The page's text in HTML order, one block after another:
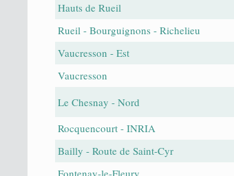
Hauts de Rueil
Rueil - Bourguignons - Richelieu
Vaucresson - Est
Vaucresson
Le Chesnay - Nord
Rocquencourt - INRIA
Bailly - Route de Saint-Cyr